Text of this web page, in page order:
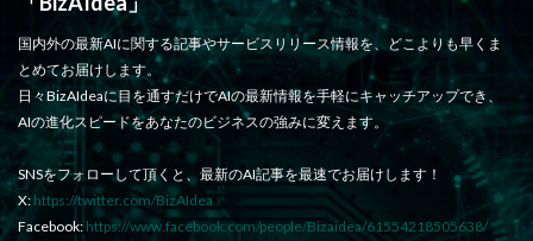
国内外の最新AIに関する記事やサービスリリース情報を、どこよりも早くま
とめてお届けします。
日々BizAIdeaに目を通すだけでAIの最新情報を手軽にキャッチアップでき、
AIの進化スピードをあなたのビジネスの強みに変えます。
SNSをフォローして頂くと、最新のAI記事を最速でお届けします！
X: https://twitter.com/BizAIdea
Facebook: https://www.facebook.com/people/Bizaidea/61554218505638/